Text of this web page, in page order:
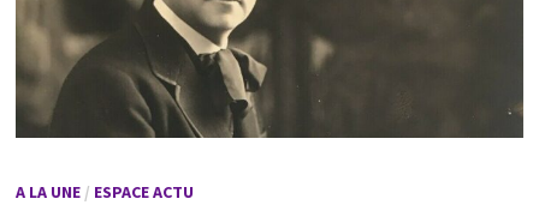
A LA UNE/ ESPACE ACTU